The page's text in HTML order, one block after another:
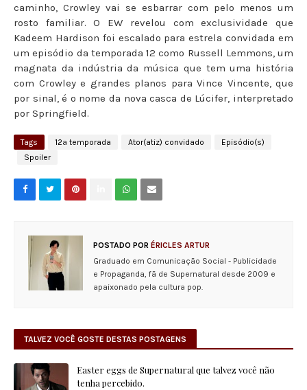
caminho, Crowley vai se esbarrar com pelo menos um
rosto familiar. O EW revelou com exclusividade que
Kadeem Hardison foi escalado para estrela convidada em
um episódio da temporada 12 como Russell Lemmons, um
magnata da indústria da música que tem uma história
com Crowley e grandes planos para Vince Vincente, que
por sinal, é o nome da nova casca de Lúcifer, interpretado
por Springfield.
Tags 12ª temporada Ator(atiz) convidado
Episódio(s)
Spoiler
POSTADO POR ÉRICLES ARTUR
Graduado em Comunicação Social - Publicidade
e Propaganda, fã de Supernatural desde 2009 e
apaixonado pela cultura pop.
TALVEZ VOCÊ GOSTE DESTAS POSTAGENS
Easter eggs de Supernatural que talvez você não
tenha percebido.